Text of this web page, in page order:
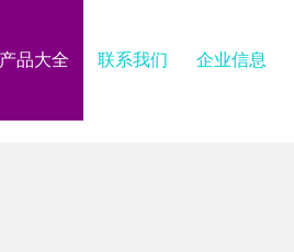
产品大全 联系我们 企业信息